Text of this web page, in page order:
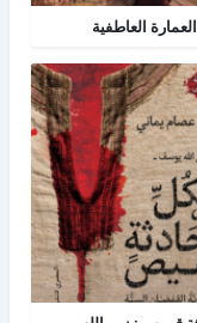
العمارة العاطفية